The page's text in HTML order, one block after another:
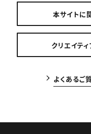
本サイトに
クリエイテ
よくあるご